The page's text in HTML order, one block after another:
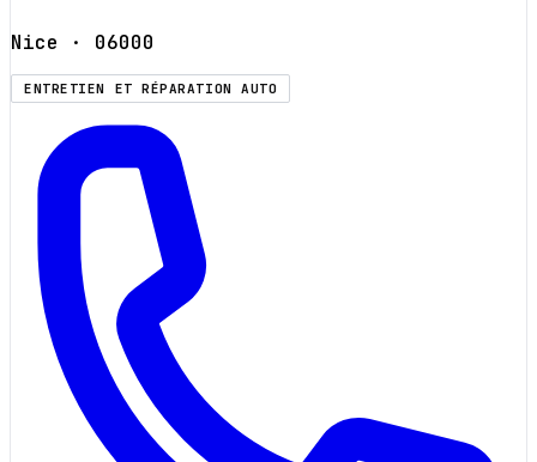
Nice · 06000
ENTRETIEN ET RÉPARATION AUTO